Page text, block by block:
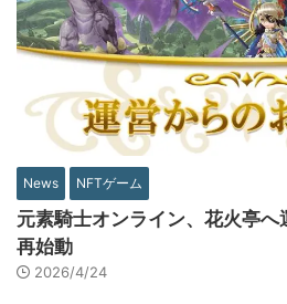
News NFTゲーム
元素騎士オンライン、花火亭
再始動
2026/4/24